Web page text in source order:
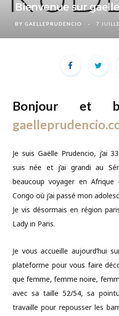
Bienvenue sur
BY GAELLEPRUDENCIO 7
Bonjour et
Je suis Gaëlle Prudencio, j’ai
suis née et j’ai grandi au
beaucoup voyager en
Congo où j’ai passé mon
Je vis désormais en région
Lady in Paris.
Je vous accueille aujourd’hui
plateforme pour vous faire
que femme, femme noire,
avec sa taille 52/54, sa
travaille pour repousser les